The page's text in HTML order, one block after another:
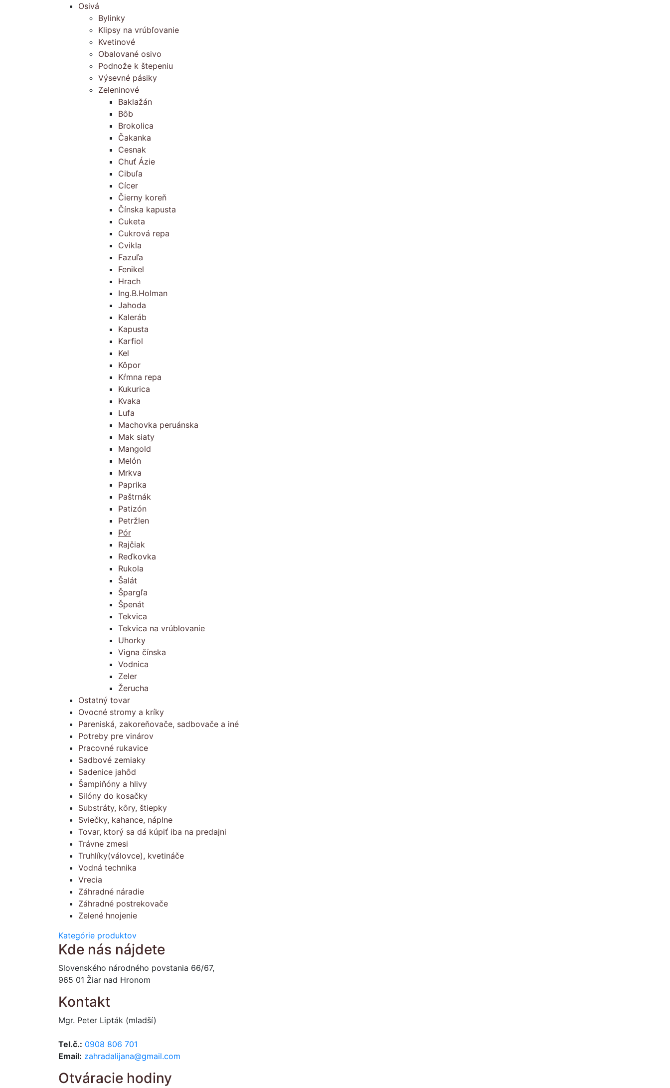
Osivá
Bylinky
Klipsy na vrúbľovanie
Kvetinové
Obalované osivo
Podnože k štepeniu
Výsevné pásiky
Zeleninové
Baklažán
Bôb
Brokolica
Čakanka
Cesnak
Chuť Ázie
Cibuľa
Cícer
Čierny koreň
Čínska kapusta
Cuketa
Cukrová repa
Cvikla
Fazuľa
Fenikel
Hrach
Ing.B.Holman
Jahoda
Kaleráb
Kapusta
Karfiol
Kel
Kôpor
Kŕmna repa
Kukurica
Kvaka
Lufa
Machovka peruánska
Mak siaty
Mangold
Melón
Mrkva
Paprika
Paštrnák
Patizón
Petržlen
Pór
Rajčiak
Reďkovka
Rukola
Šalát
Špargľa
Špenát
Tekvica
Tekvica na vrúblovanie
Uhorky
Vigna čínska
Vodnica
Zeler
Žerucha
Ostatný tovar
Ovocné stromy a kríky
Pareniská, zakoreňovače, sadbovače a iné
Potreby pre vinárov
Pracovné rukavice
Sadbové zemiaky
Sadenice jahôd
Šampiňóny a hlivy
Silóny do kosačky
Substráty, kôry, štiepky
Sviečky, kahance, náplne
Tovar, ktorý sa dá kúpiť iba na predajni
Trávne zmesi
Truhlíky(válovce), kvetináče
Vodná technika
Vrecia
Záhradné náradie
Záhradné postrekovače
Zelené hnojenie
Kategórie produktov
Kde nás nájdete
Slovenského národného povstania 66/67,
965 01 Žiar nad Hronom
Kontakt
Mgr. Peter Lipták (mladší)
Tel.č.: 0908 806 701
Email: zahradalijana@gmail.com
Otváracie hodiny